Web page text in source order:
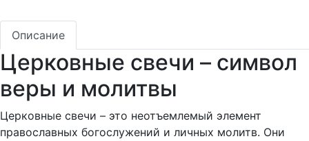
Описание
Церковные свечи – символ
веры и молитвы
Церковные свечи – это неотъемлемый элемент
православных богослужений и личных молитв. Они